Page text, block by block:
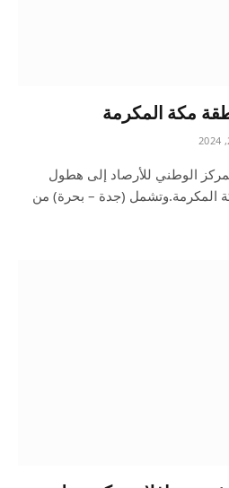
مكة المكرمة
الوطني للأرصاد إلى هطول
المكرمة.وتشمل (جدة – بحرة) من